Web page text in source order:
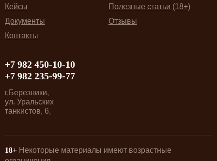
Кейсы
Полезные статьи (18+)
Документы
Отзывы
Контакты
+7 982 450-10-10
+7 982 235-99-77
г.Березники,
ул. Уральских
танкистов, 6,
18+ Некоторые материалы имеют возрастные